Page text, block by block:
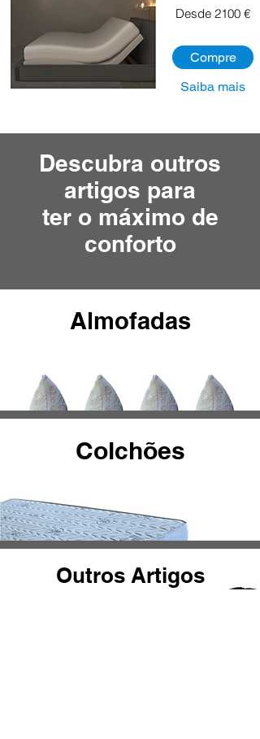
Desde 2100 €
Compre
Saiba mais
Descubra outros
artigos para
ter o máximo de
conforto
Almofadas
Colchões
Outros Artigos